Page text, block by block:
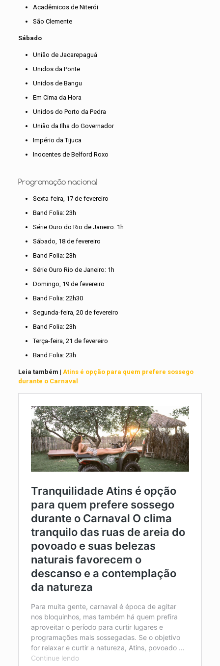
Acadêmicos de Niterói
São Clemente
Sábado
União de Jacarepaguá
Unidos da Ponte
Unidos de Bangu
Em Cima da Hora
Unidos do Porto da Pedra
União da Ilha do Governador
Império da Tijuca
Inocentes de Belford Roxo
Programação nacional
Sexta-feira, 17 de fevereiro
Band Folia: 23h
Série Ouro do Rio de Janeiro: 1h
Sábado, 18 de fevereiro
Band Folia: 23h
Série Ouro Rio de Janeiro: 1h
Domingo, 19 de fevereiro
Band Folia: 22h30
Segunda-feira, 20 de fevereiro
Band Folia: 23h
Terça-feira, 21 de fevereiro
Band Folia: 23h
Leia também | Atins é opção para quem prefere sossego
durante o Carnaval